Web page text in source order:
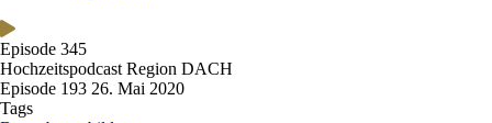
Episode 345
Hochzeitspodcast Region DACH
Episode 193 26. Mai 2020
Tags